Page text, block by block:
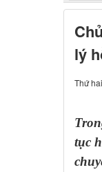
lý
Thứ
tục